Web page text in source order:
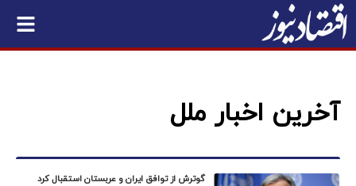
آخرین اخبار ملل
گوترش از توافق ایران و عربستان استقبال کرد